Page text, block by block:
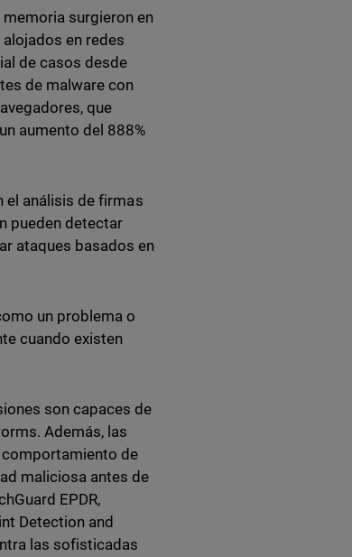
surgieron en
en redes
de casos desde
de malware con
que
aumento del 888%
el análisis de firmas
pueden detectar
ataques basados en
un problema o
cuando existen
son capaces de
Además, las
comportamiento de
maliciosa antes de
EPDR,
Detection and
las sofisticadas